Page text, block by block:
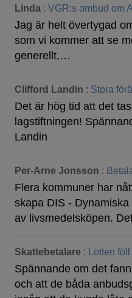
Linda : VGR:s ombud om
Jag är helt övertygad
som vi kommer att se
generellt,…
Clifford Landin : Stora
Det är hög tid att det
lagstiftningen!
Landin
Per-Arne Jonsson :
Flera kommuner har
skapa DIS -
av livsmedelsköpen.
Skattebetalare : Lotten
Spännande om det
och att de båda